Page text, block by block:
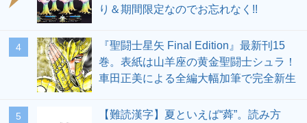
り＆期間限定なのでお忘れなく!!
4
『聖闘士星矢 Final Edition』最新刊15
巻。表紙は山羊座の黄金聖闘士シュラ！
車田正美による全編大幅加筆で完全新生
5
【難読漢字】夏といえば“蕣”。読み方